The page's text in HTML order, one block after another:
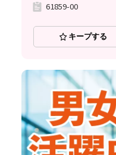
61859-00
キープする